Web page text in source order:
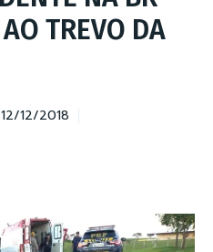
TREVO DA
12/12/2018